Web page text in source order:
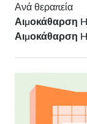
Ανά θεραπεία
Αιμοκάθαρση
Αιμοκάθαρση